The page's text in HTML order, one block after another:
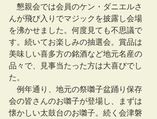
懇親会では会員のケン・ダニエルさ
んが飛び入りでマジックを披露し会場
を沸かせました。何度見ても不思議で
す。続いてお楽しみの抽選会。賞品は
美味しい喜多方の銘酒など地元名産の
品々で、見事当たった方は大喜びでし
た。
例年通り、地元の祭囃子盆踊り保存
会の皆さんのお囃子が登場し、まずは
懐かしい太鼓台のお囃子。続く会津磐